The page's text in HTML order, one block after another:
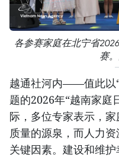
各参赛家庭在北宁省
赛
越通社河内——值此以
题的2026年“越南家庭
际，多位专家表示，
质量的源泉，而人力
关键因素。建设和维